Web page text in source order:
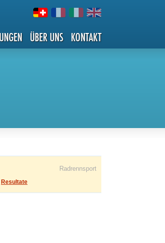
ÜBER UNS KONTAKT
Radrennsport
Resultate